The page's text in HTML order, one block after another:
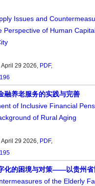
Issues and
Perspective of Human
April 29 2026, PDF,
融养老服务的实践与完善
of Inclusive Financial
of Rural Aging
April 29 2026, PDF,
化的困境与对策——以贵州省
of the Elderly